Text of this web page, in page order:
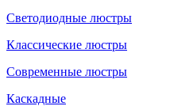
Светодиодные люстры
Классические люстры
Современные люстры
Каскадные